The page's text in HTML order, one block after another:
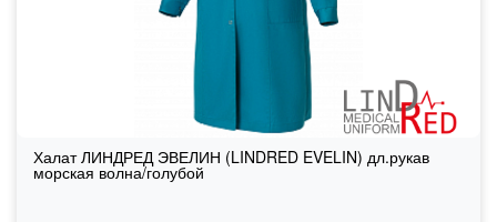
Халат ЛИНДРЕД ЭВЕЛИН (LINDRED EVELIN) дл.рукав
морская волна/голубой